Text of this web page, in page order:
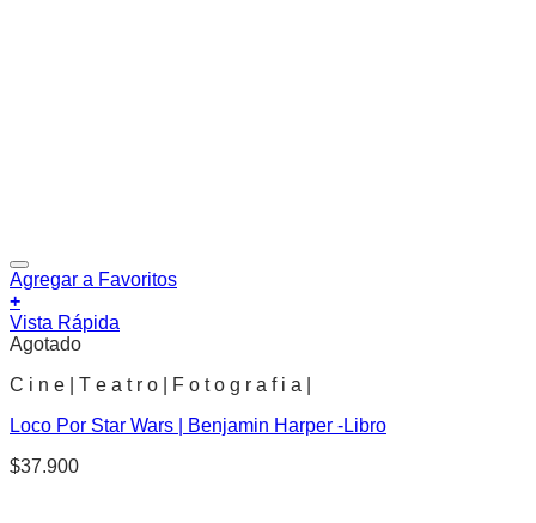
Agregar a Favoritos
+
Vista Rápida
Agotado
C i n e | T e a t r o | F o t o g r a f i a |
Loco Por Star Wars | Benjamin Harper -Libro
$37.900